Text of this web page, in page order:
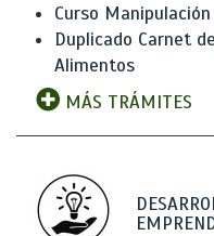
Curso
Duplicado Carnet
Alimentos
MÁS TRÁMITES